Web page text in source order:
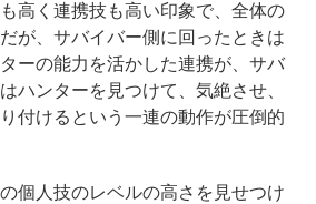
高く連携技も高い印象で、全体の
が、サバイバー側に回ったときは
ーの能力を活かした連携が、サバ
ハンターを見つけて、気絶させ、
付けるという一連の動作が圧倒的
個人技のレベルの高さを見せつけ